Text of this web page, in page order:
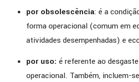
por obsolescência: é a
forma operacional (comum em
atividades desempenhadas) e
por uso: é referente ao
operacional. Também, incluem-